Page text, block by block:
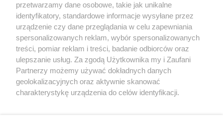
Kultura
X Facebook Instagram Youtube
przetwarzamy dane osobowe, takie jak unikalne
identyfikatory, standardowe informacje wysyłane przez
urządzenie czy dane przeglądania w celu zapewniania
spersonalizowanych reklam, wybór spersonalizowanych
treści, pomiar reklam i treści, badanie odbiorców oraz
ulepszanie usług. Za zgodą Użytkownika my i Zaufani
Partnerzy możemy używać dokładnych danych
geolokalizacyjnych oraz aktywnie skanować
charakterystykę urządzenia do celów identyfikacji.